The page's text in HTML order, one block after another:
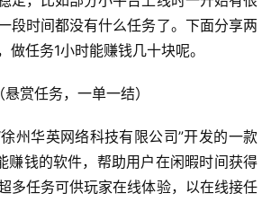
段时间都没有什么任务了。下面分享两
做任务1小时能赚钱几十块呢。
悬赏任务，一单一结）
州华英网络科技有限公司”开发的一款
赚钱的软件，帮助用户在闲暇时间获得
多任务可供玩家在线体验，以在线接任